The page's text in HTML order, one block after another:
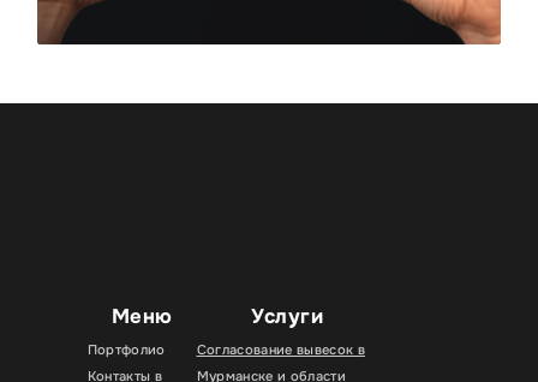
Меню
Портфолио
Контакты в
Услуги
Согласование вывесок в
Мурманске и области